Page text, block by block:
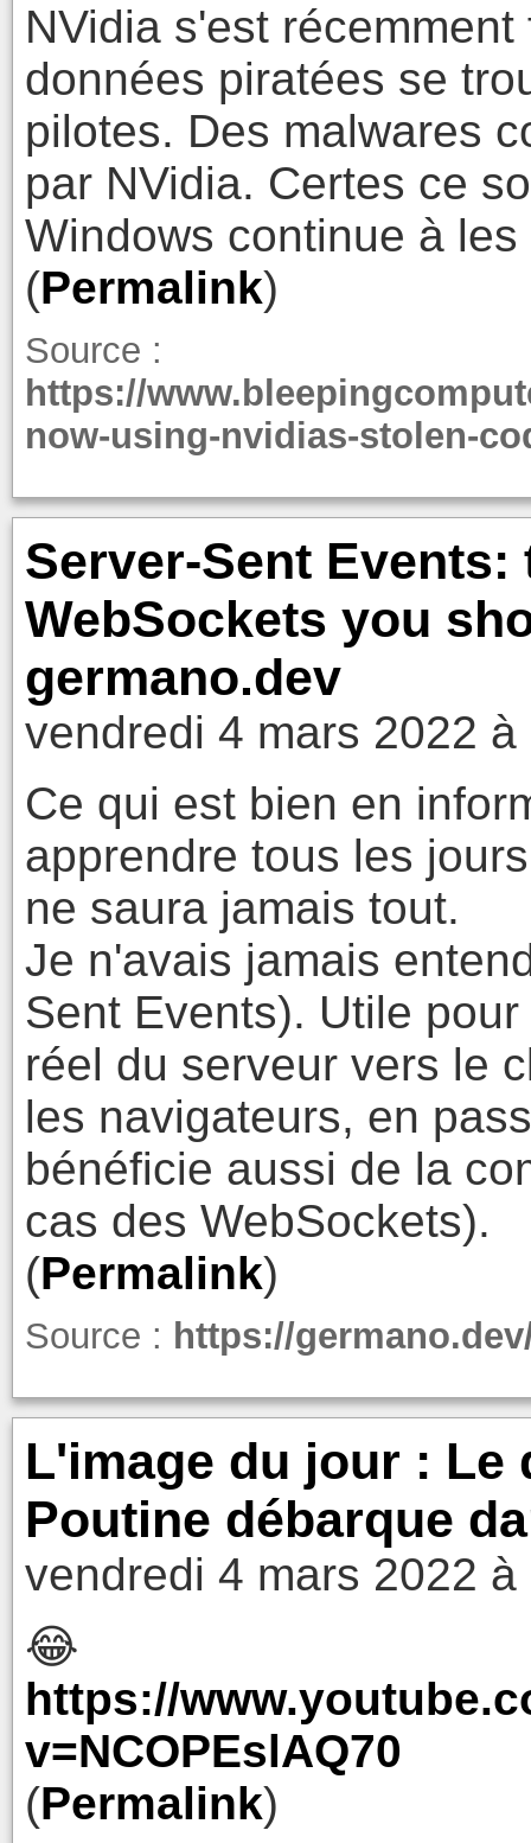
NVidia s'est
données piratées se
pilotes. Des malwares
par NVidia. Certes ce
Windows continue à les
(Permalink)
Source :
https://
now-using-nvidias-stolen-
Server-Sent
WebSockets you
germano.dev
vendredi 4 mars 2022 à
Ce qui est bien en
apprendre tous les
ne saura jamais tout.
Je n'avais jamais
Sent Events). Utile
réel du serveur vers le
les navigateurs, en
bénéficie aussi de la
cas des WebSockets).
(Permalink)
Source : https://
L'image du jour : Le
Poutine débarque
vendredi 4 mars 2022 à
😂
https://
v=NCOPEslAQ70
(Permalink)